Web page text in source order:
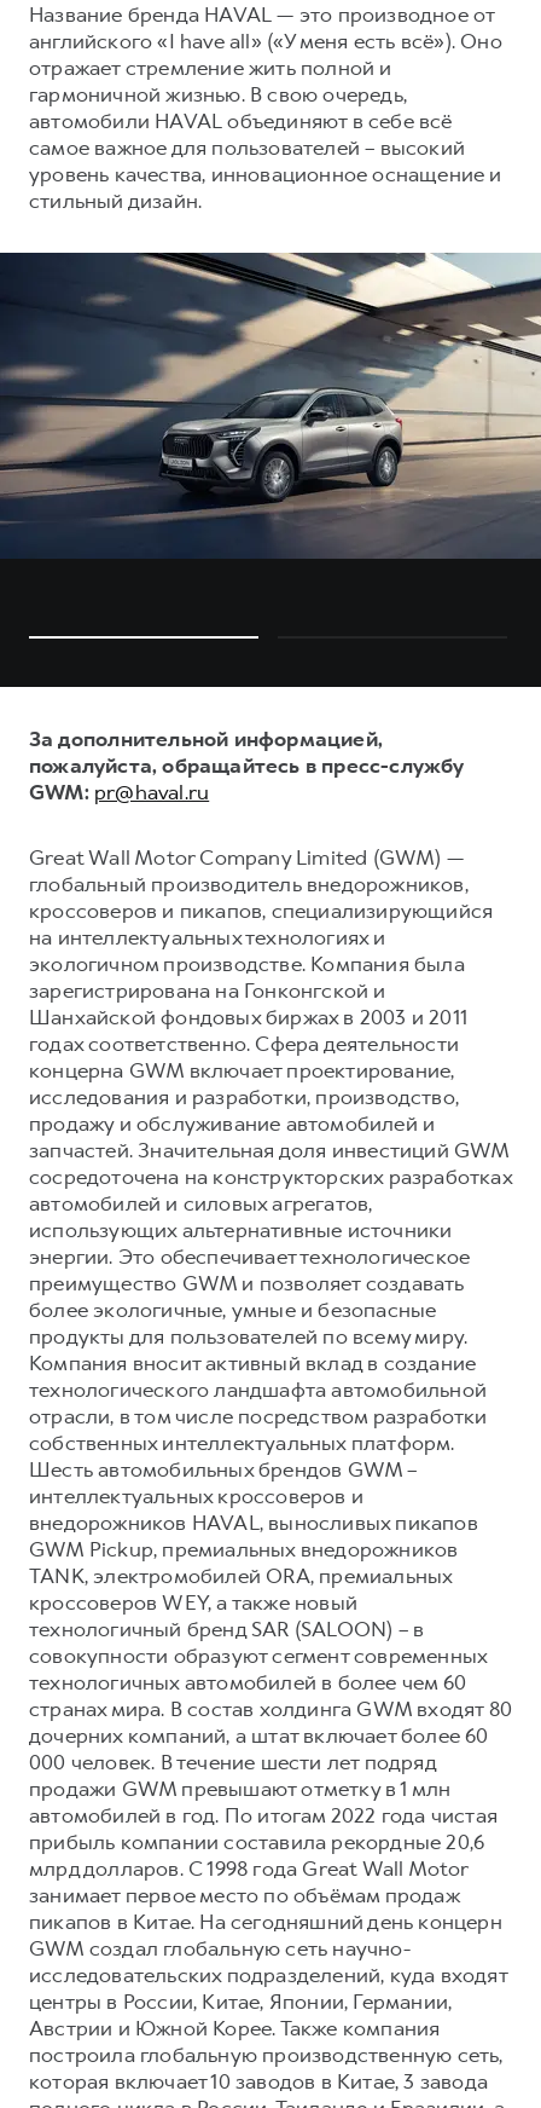
АКСЕССУАРЫ HAVAL
Автомобильные аксессуары
Коллекция CITY
Коллекция Базовая
Коллекция Детская
Автомобильные аксессуары
Коллекция CITY
Коллекция Базовая
Коллекция Детская
Название бренда HAVAL — это производное от
английского «I have all» («У меня есть всё»). Оно
отражает стремление жить полной и
гармоничной жизнью. В свою очередь,
автомобили HAVAL объединяют в себе всё
самое важное для пользователей – высокий
уровень качества, инновационное оснащение и
стильный дизайн.
За дополнительной информацией,
пожалуйста, обращайтесь в пресс-службу
GWM: pr@haval.ru
Great Wall Motor Company Limited (GWM) —
глобальный производитель внедорожников,
кроссоверов и пикапов, специализирующийся
на интеллектуальных технологиях и
экологичном производстве. Компания была
зарегистрирована на Гонконгской и
Шанхайской фондовых биржах в 2003 и 2011
годах соответственно. Сфера деятельности
концерна GWM включает проектирование,
исследования и разработки, производство,
продажу и обслуживание автомобилей и
запчастей. Значительная доля инвестиций GWM
сосредоточена на конструкторских разработках
автомобилей и силовых агрегатов,
использующих альтернативные источники
энергии. Это обеспечивает технологическое
преимущество GWM и позволяет создавать
более экологичные, умные и безопасные
продукты для пользователей по всему миру.
Компания вносит активный вклад в создание
технологического ландшафта автомобильной
отрасли, в том числе посредством разработки
собственных интеллектуальных платформ.
Шесть автомобильных брендов GWM –
интеллектуальных кроссоверов и
внедорожников HAVAL, выносливых пикапов
GWM Pickup, премиальных внедорожников
TANK, электромобилей ORA, премиальных
кроссоверов WEY, а также новый
технологичный бренд SAR (SALOON) – в
совокупности образуют сегмент современных
технологичных автомобилей в более чем 60
странах мира. В состав холдинга GWM входят 80
дочерних компаний, а штат включает более 60
000 человек. В течение шести лет подряд
продажи GWM превышают отметку в 1 млн
автомобилей в год. По итогам 2022 года чистая
прибыль компании составила рекордные 20,6
млрд долларов. С 1998 года Great Wall Motor
занимает первое место по объёмам продаж
пикапов в Китае. На сегодняшний день концерн
GWM создал глобальную сеть научно-
исследовательских подразделений, куда входят
центры в России, Китае, Японии, Германии,
Австрии и Южной Корее. Также компания
построила глобальную производственную сеть,
которая включает 10 заводов в Китае, 3 завода